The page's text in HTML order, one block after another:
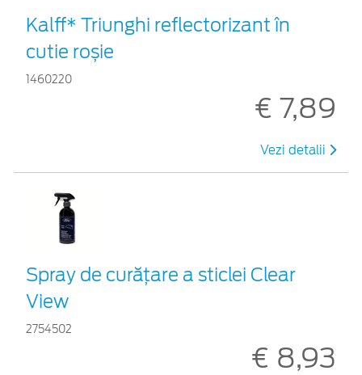
Kalff* Triunghi reflectorizant în
cutie roșie
1460220
€ 7,89
Vezi detalii
Spray de curățare a sticlei Clear
View
2754502
€ 8,93